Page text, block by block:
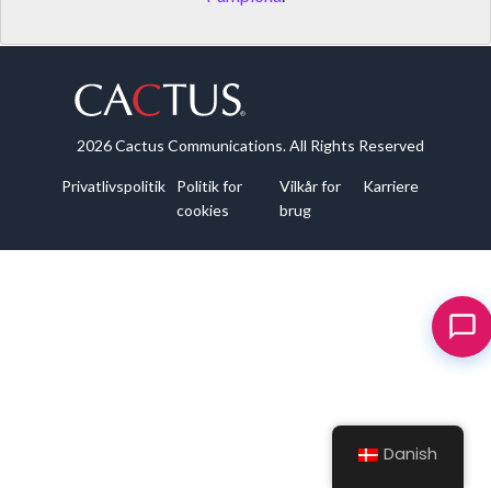
2026 Cactus Communications. All Rights Reserved
Privatlivspolitik
Politik for
cookies
Vilkår for
brug
Karriere
Danish